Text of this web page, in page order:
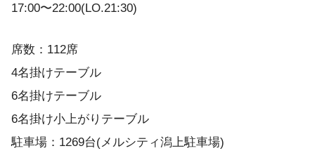
17:00〜22:00(LO.21:30)
席数：112席
4名掛けテーブル
6名掛けテーブル
6名掛け小上がりテーブル
駐車場：1269台(メルシティ潟上駐車場)